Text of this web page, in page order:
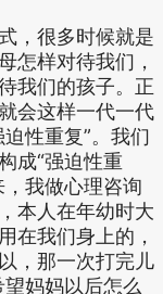
，很多时候就是
怎样对待我们，
我们的孩子。正
会这样一代一代
性重复”。我们
成“强迫性重
我做心理咨询
本人在年幼时大
在我们身上的，
，那一次打完儿
妈妈以后怎么